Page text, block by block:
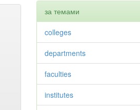
за темами
colleges
departments
faculties
institutes